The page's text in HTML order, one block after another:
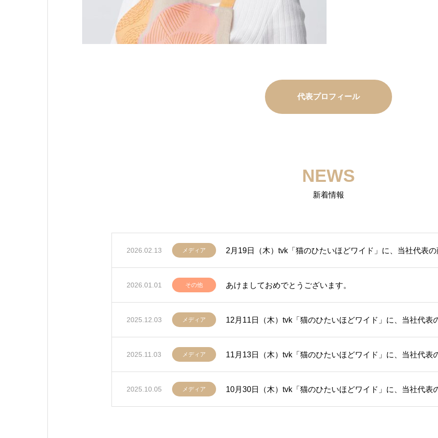
代表プロフィール
ECサイト
詳細はコチラ
詳細はコチラ
詳細はコチラ
NEWS
新着情報
2026.02.13 メディア 2月19日（木）tvk「猫のひたいほどワイド」に、当社代表
2026.01.01 その他 あけましておめでとうございます。
2025.12.03 メディア 12月11日（木）tvk「猫のひたいほどワイド」に、当社代表
2025.11.03 メディア 11月13日（木）tvk「猫のひたいほどワイド」に、当社代表
2025.10.05 メディア 10月30日（木）tvk「猫のひたいほどワイド」に、当社代表